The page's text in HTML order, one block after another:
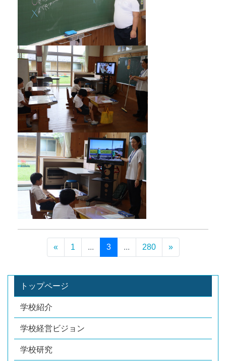
トップページ
学校紹介
学校経営ビジョン
学校研究
« 1 ... 3 ... 280 »